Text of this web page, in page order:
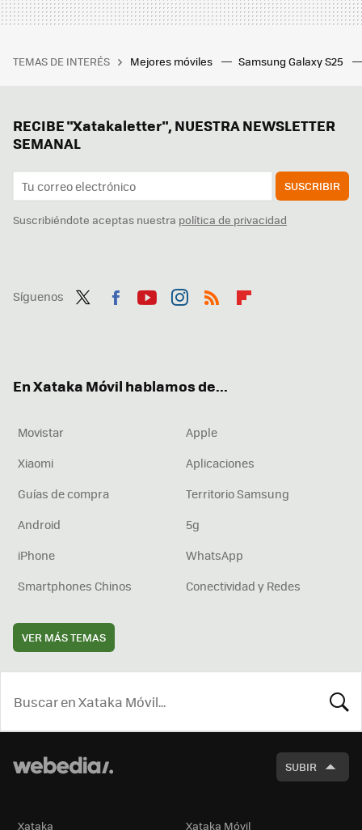
TEMAS DE INTERÉS Mejores móviles Samsung Galaxy S25
RECIBE "Xatakaletter", NUESTRA NEWSLETTER
SEMANAL
SUSCRIBIR
Suscribiéndote aceptas nuestra política de privacidad
Síguenos
En Xataka Móvil hablamos de...
Movistar
Apple
Xiaomi
Aplicaciones
Guías de compra
Territorio Samsung
Android
5g
iPhone
WhatsApp
Smartphones Chinos
Conectividad y Redes
VER MÁS TEMAS
SUBIR
Xataka Xataka Móvil